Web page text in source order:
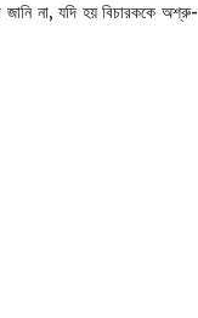
না, যদি হয় বিচারককে অশ্রু-